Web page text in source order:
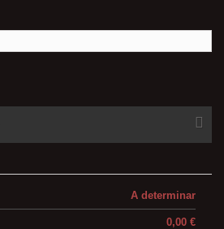
A determinar
0,00 €